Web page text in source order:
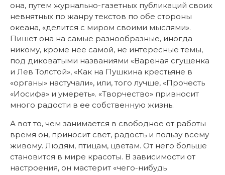
она, путем журнально-газетных публикаций своих
невнятных по жанру текстов по обе стороны
океана, «делится с миром своими мыслями».
Пишет она на самые разнообразные, иногда
никому, кроме нее самой, не интересные темы,
под диковатыми названиями «Вареная сгущенка
и Лев Толстой», «Как на Пушкина крестьяне в
«органы» настучали», или, того лучше, «Прочесть
«Иосифа» и умереть». «Творчество» привносит
много радости в ее собственную жизнь.
А вот то, чем занимается в свободное от работы
время он, приносит свет, радость и пользу всему
живому. Людям, птицам, цветам. От него больше
становится в мире красоты. В зависимости от
настроения, он мастерит «чего-нибудь